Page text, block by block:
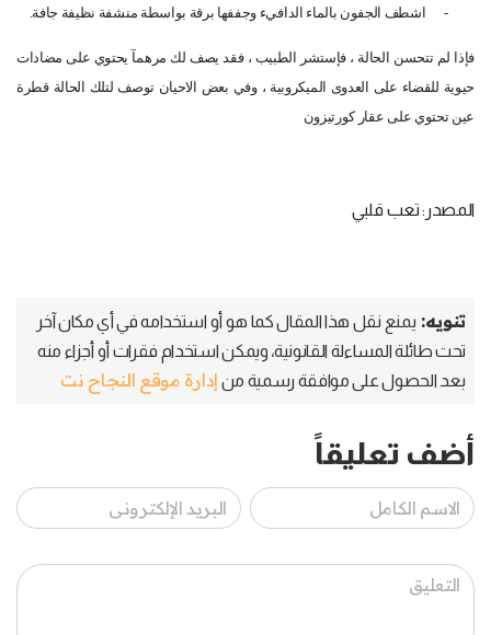
- اشطف الجفون بالماء الدافيء وجففها برقة بواسطة منشفة نظيفة جافة.
فإذا لم تتحسن الحالة ، فإستشر الطبيب ، فقد يصف لك مرهمآ يحتوي على مضادات
حيوية للقضاء على العدوى الميكروبية ، وفي بعض الاحيان توصف لتلك الحالة قطرة
عين تحتوي على عقار كورتيزون
المصدر: تعب قلبي
تنويه: يمنع نقل هذا المقال كما هو أو استخدامه في أي مكان آخر
تحت طائلة المساءلة القانونية، ويمكن استخدام فقرات أو أجزاء منه
بعد الحصول على موافقة رسمية من إدارة موقع النجاح نت
أضف تعليقاً